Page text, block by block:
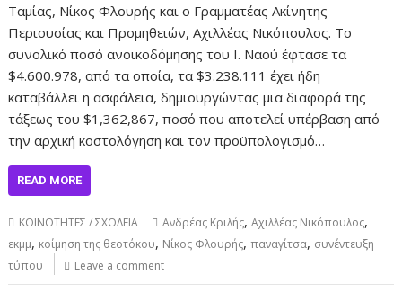
Ταμίας, Νίκος Φλουρής και ο Γραμματέας Ακίνητης
Περιουσίας και Προμηθειών, Αχιλλέας Νικόπουλος. Το
συνολικό ποσό ανοικοδόμησης του Ι. Ναού έφτασε τα
$4.600.978, από τα οποία, τα $3.238.111 έχει ήδη
καταβάλλει η ασφάλεια, δημιουργώντας μια διαφορά της
τάξεως του $1,362,867, ποσό που αποτελεί υπέρβαση από
την αρχική κοστολόγηση και τον προϋπολογισμό…
READ MORE
ΚΟΙΝΟΤΗΤΕΣ / ΣΧΟΛΕΙΑ Ανδρέας Κριλής,Αχιλλέας Νικόπουλος,
εκμμ, κοίμηση της θεοτόκου, Νίκος Φλουρής,παναγίτσα, συνέντευξη
τύπου
Leave a comment